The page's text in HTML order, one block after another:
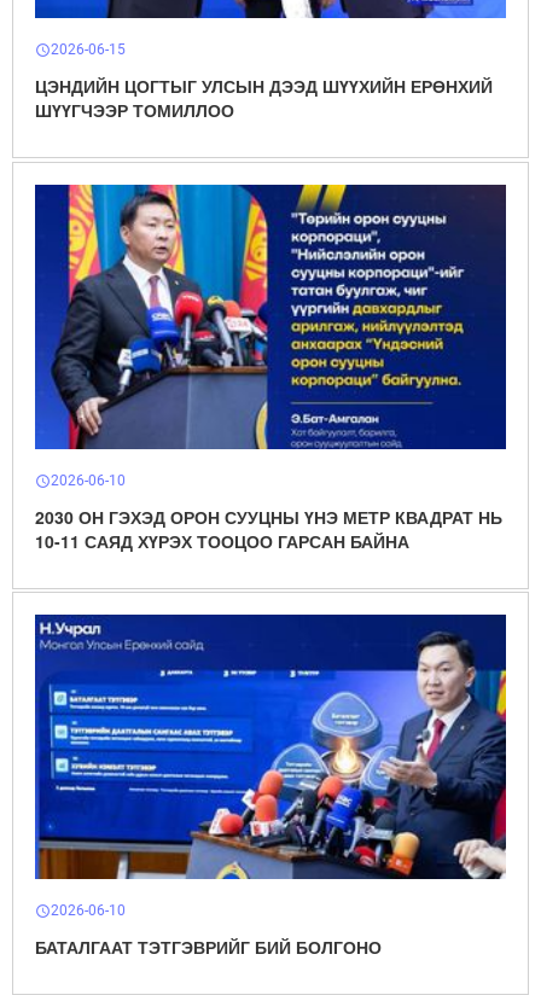
schedule2026-06-15
ЦЭНДИЙН ЦОГТЫГ УЛСЫН ДЭЭД ШҮҮХИЙН ЕРӨНХИЙ
ШҮҮГЧЭЭР ТОМИЛЛОО
schedule2026-06-10
2030 ОН ГЭХЭД ОРОН СУУЦНЫ ҮНЭ МЕТР КВАДРАТ НЬ
10-11 САЯД ХҮРЭХ ТООЦОО ГАРСАН БАЙНА
schedule2026-06-10
БАТАЛГААТ ТЭТГЭВРИЙГ БИЙ БОЛГОНО